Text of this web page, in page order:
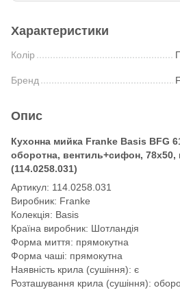
Характеристики
Колір
Бренд
Опис
Кухонна мийка Franke Basis BFG
оборотна, вентиль+сифон, 78x50,
(114.0258.031)
Артикул: 114.0258.031
Виробник: Franke
Колекція: Basis
Країна виробник: Шотландія
Форма миття: прямокутна
Форма чаші: прямокутна
Наявність крила (сушіння): є
Розташування крила (сушіння):